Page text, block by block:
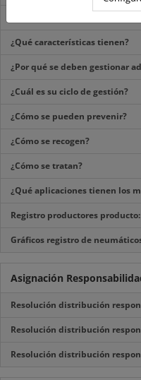
¿Qué características tienen?
¿Por qué se deben gestionar
¿Cuál es su ciclo de gestión?
¿Cómo se pueden prevenir?
¿Cómo se recogen?
¿Cómo se tratan?
¿Qué aplicaciones tienen los
Registro productores
Gráficos registro de
Asignación
Resolución distribución
Resolución distribución
Resolución distribución